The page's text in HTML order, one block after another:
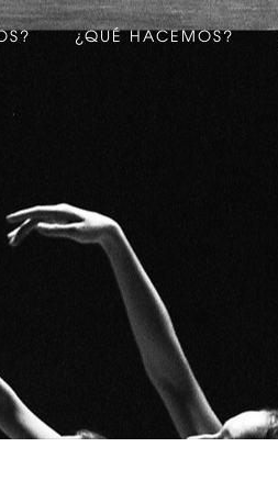
¿QUÉ HACEMOS?